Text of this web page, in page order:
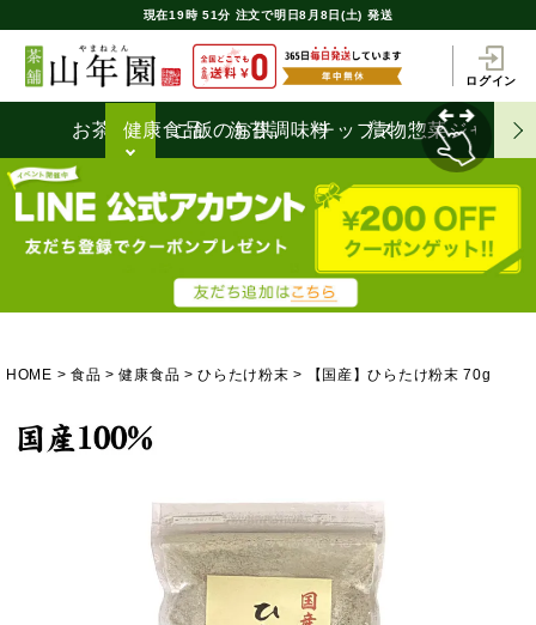
現在19時 51分 注文で明日8月8日(土) 発送
ログイン
お茶うけ健康食品ご飯のお供
海苔調味料チップス
漬物惣菜ジャム
HOME 食品 健康食品 ひらたけ粉末 【国産】ひらたけ粉末 70g